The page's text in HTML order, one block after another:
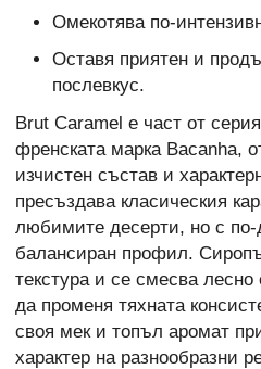
Омекотява по-
Оставя приятен и
послевкус.
Brut Caramel е част от
френската марка Bacanha,
изчистен състав и
пресъздава класическия
любимите десерти, но с по-
балансиран профил.
текстура и се смесва
да променя тяхната
своя мек и топъл аромат
характер на разнообразни